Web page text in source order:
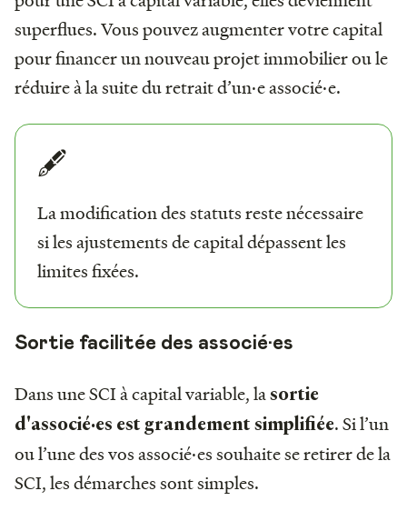
superflues. Vous pouvez augmenter votre capital
pour financer un nouveau projet immobilier ou le
réduire à la suite du retrait d’un·e associé·e.
🖋️
La modification des statuts reste nécessaire
si les ajustements de capital dépassent les
limites fixées.
Sortie facilitée des associé·es
Dans une SCI à capital variable, lasortie
d'associé·es est grandement simplifiée. Si l’un
ou l’une des vos associé·es souhaite se retirer de la
SCI, les démarches sont simples.